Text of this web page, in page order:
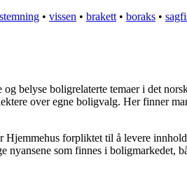
• vissen • brakett • boraks •
belyse boligrelaterte temaer i det
over egne boligvalg. Her finner
Hjemmehus forpliktet til å levere
nyansene som finnes i